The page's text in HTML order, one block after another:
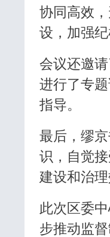
协同高效
设，加强
会议还邀
进行了专
指导。
最后，缪
识，自觉
建设和治
此次区委
步推动监